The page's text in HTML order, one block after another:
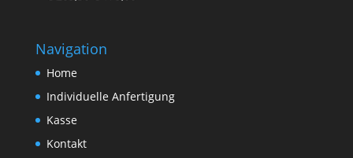
€ 209,50€ 179,00.
€ 209,50
Navigation
Home
Individuelle Anfertigung
Kasse
Kontakt